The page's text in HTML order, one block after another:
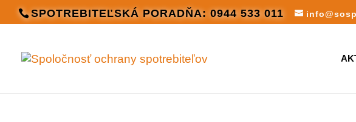
SPOTREBITEĽSKÁ PORADŇA: 0944 533 011